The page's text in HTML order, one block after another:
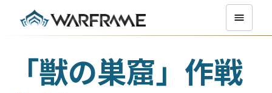
「獣の巣窟」作戦